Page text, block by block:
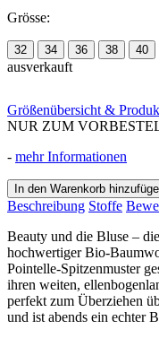
Grösse:
32 34 36 38 40
ausverkauft
Größenübersicht &
NUR ZUM
- mehr Informationen
In den Warenkorb
Beschreibung Stoffe
Beauty und die Bluse –
hochwertiger Bio-
Pointelle-Spitzenmuster
ihren weiten,
perfekt zum Überziehen
und ist abends ein echter